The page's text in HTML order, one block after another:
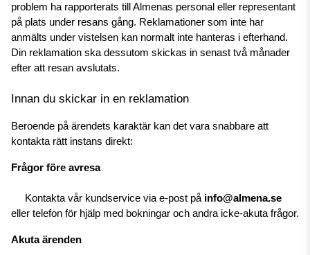
problem ha rapporterats till Almenas personal eller representant
på plats under resans gång. Reklamationer som inte har
anmälts under vistelsen kan normalt inte hanteras i efterhand.
Din reklamation ska dessutom skickas in senast två månader
efter att resan avslutats.
Innan du skickar in en reklamation
Beroende på ärendets karaktär kan det vara snabbare att
kontakta rätt instans direkt:
Frågor före avresa
Kontakta vår kundservice via e-post på info@almena.se
eller telefon för hjälp med bokningar och andra icke-akuta frågor.
Akuta ärenden